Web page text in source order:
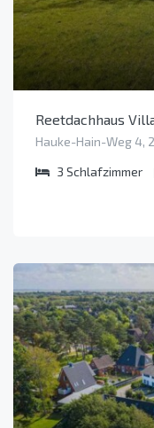
Reetdachhaus
Hauke-Hain-Weg 4,
3 Schlafzimmer